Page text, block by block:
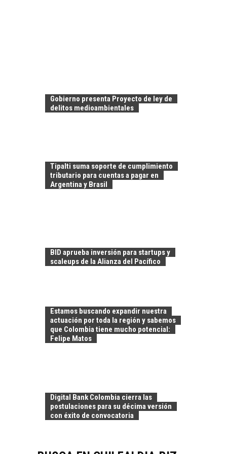
Gobierno presenta Proyecto de ley de
delitos medioambientales
Tipalti suma soporte de cumplimiento
tributario para cuentas a pagar en
Argentina y Brasil
BID aprueba inversión para startups y
scaleups de la Alianza del Pacífico
Estamos buscando expandir nuestra
actuación por toda la región y sabemos
que Colombia tiene mucho potencial:
Felipe Matos
Digital Bank Colombia cierra las
postulaciones para su décima versión
con éxito de convocatoria
HUMANOS EN LAS
EMPRESAS
recursos humanos en
las empresas…
PARA PYMES EN
CHILE:
ALTERNATIVAS MÁS
ALLÁ DEL CRÉDITO
alternativas que
trascienden el
crédito…
LOS SERVICIOS
DIGITALES
EXPORTADOS DESDE